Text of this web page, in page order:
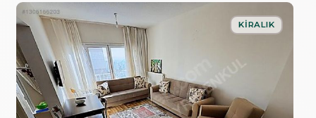
KIRALIK